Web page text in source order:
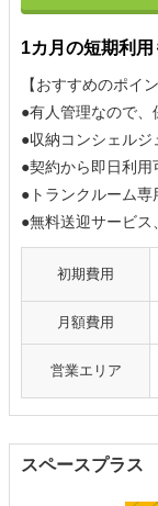
1カ月の短期利用
【おすすめのポイン
●有人管理なので、
●収納コンシェルジ
●契約から即日利用
●トランクルーム専
●無料送迎サービス
初期費用
月額費用
営業エリア
スペースプラス